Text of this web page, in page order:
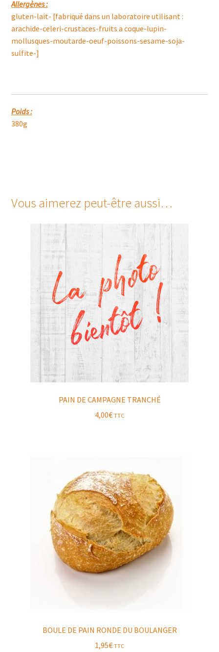
Allergènes :
gluten-lait- [fabriqué dans un laboratoire utilisant :
arachide-celeri-crustaces-fruits a coque-lupin-
mollusques-moutarde-oeuf-poissons-sesame-soja-
sulfite-]
Poids :
380g
Vous aimerez peut-être aussi…
PAIN DE CAMPAGNE TRANCHÉ
4,00€ TTC
BOULE DE PAIN RONDE DU BOULANGER
1,95€ TTC